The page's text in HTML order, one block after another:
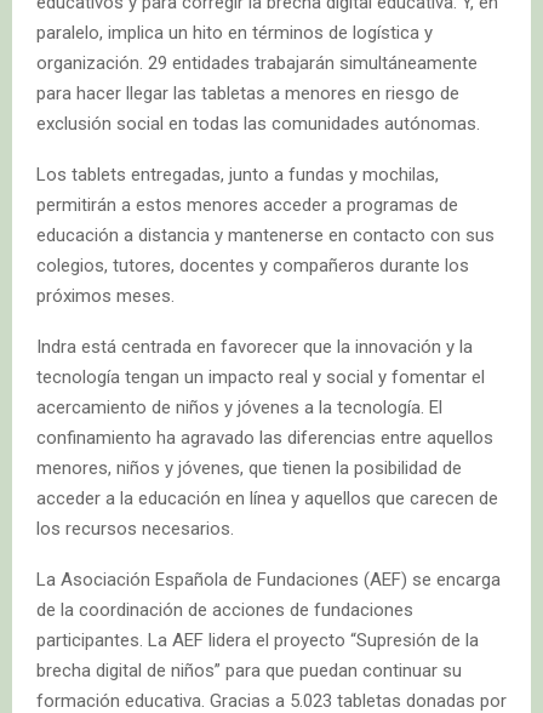
paralelo, implica un hito en términos de logística y
organización. 29 entidades trabajarán simultáneamente
para hacer llegar las tabletas a menores en riesgo de
exclusión social en todas las comunidades autónomas.
Los tablets entregadas, junto a fundas y mochilas,
permitirán a estos menores acceder a programas de
educación a distancia y mantenerse en contacto con sus
colegios, tutores, docentes y compañeros durante los
próximos meses.
Indra está centrada en favorecer que la innovación y la
tecnología tengan un impacto real y social y fomentar el
acercamiento de niños y jóvenes a la tecnología. El
confinamiento ha agravado las diferencias entre aquellos
menores, niños y jóvenes, que tienen la posibilidad de
acceder a la educación en línea y aquellos que carecen de
los recursos necesarios.
La Asociación Española de Fundaciones (AEF) se encarga
de la coordinación de acciones de fundaciones
participantes. La AEF lidera el proyecto “Supresión de la
brecha digital de niños” para que puedan continuar su
formación educativa. Gracias a 5.023 tabletas donadas por